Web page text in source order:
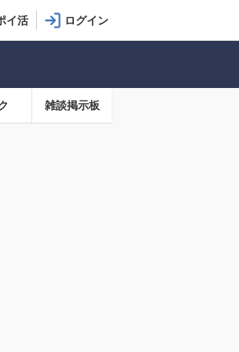
イ活
雑談掲示板